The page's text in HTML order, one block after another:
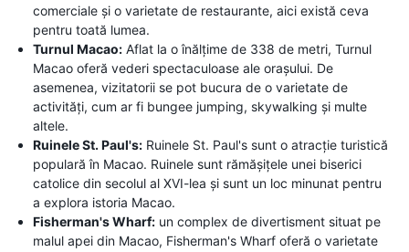
comerciale și o varietate de restaurante, aici există ceva
pentru toată lumea.
Turnul Macao: Aflat la o înălțime de 338 de metri, Turnul
Macao oferă vederi spectaculoase ale orașului. De
asemenea, vizitatorii se pot bucura de o varietate de
activități, cum ar fi bungee jumping, skywalking și multe
altele.
Ruinele St. Paul's: Ruinele St. Paul's sunt o atracție turistică
populară în Macao. Ruinele sunt rămășițele unei biserici
catolice din secolul al XVI-lea și sunt un loc minunat pentru
a explora istoria Macao.
Fisherman's Wharf: un complex de divertisment situat pe
malul apei din Macao, Fisherman's Wharf oferă o varietate